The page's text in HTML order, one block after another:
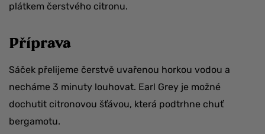
plátkem čerstvého citronu.
Příprava
Sáček přelijeme čerstvě uvařenou horkou vodou a
necháme 3 minuty louhovat. Earl Grey je možné
dochutit citronovou šťávou, která podtrhne chuť
bergamotu.